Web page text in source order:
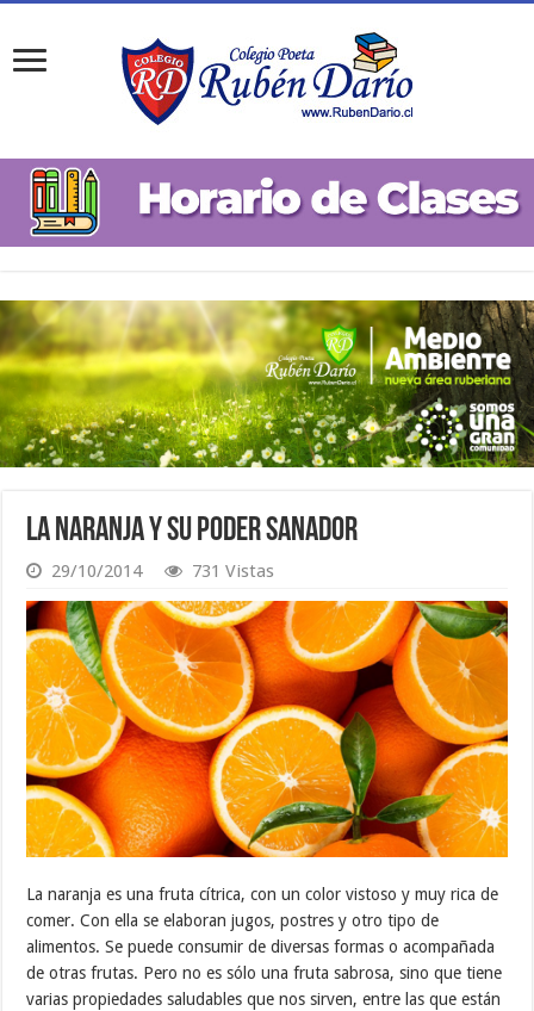
La Naranja y su poder sanador
29/10/2014 731 Vistas
La naranja es una fruta cítrica, con un color vistoso y muy rica de
comer. Con ella se elaboran jugos, postres y otro tipo de
alimentos. Se puede consumir de diversas formas o acompañada
de otras frutas. Pero no es sólo una fruta sabrosa, sino que tiene
varias propiedades saludables que nos sirven, entre las que están